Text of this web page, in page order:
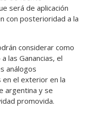
será de aplicación
con posterioridad a la
considerar como
las Ganancias, el
análogos
el exterior en la
argentina y se
promovida.